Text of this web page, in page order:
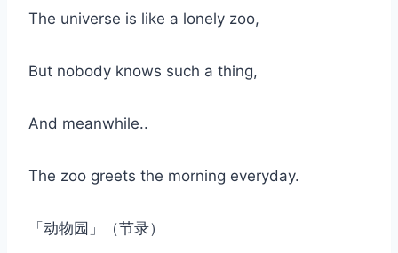
The universe is like a lonely zoo,
But nobody knows such a thing,
And meanwhile..
The zoo greets the morning everyday.
「动物​​园」（节录）